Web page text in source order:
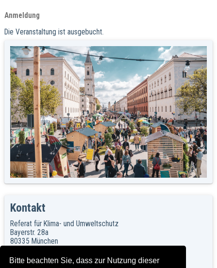
Bitte beachten Sie, dass zur Nutzung dieser
Anmeldung
Die Veranstaltung ist ausgebucht.
Kontakt
Referat für Klima- und Umweltschutz
Bayerstr. 28a
80335 München
Referat für Klima- und Umweltschutz